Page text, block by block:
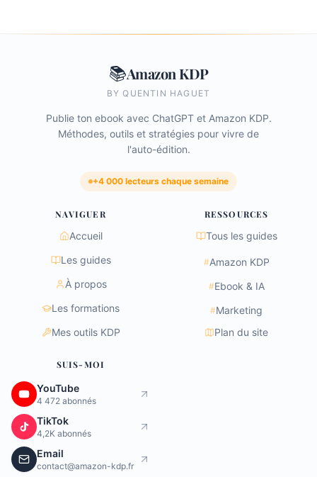
📚Amazon KDP
BY QUENTIN HAGUET
Publie ton ebook avec ChatGPT et Amazon KDP.
Méthodes, outils et stratégies pour vivre de
l'auto-édition.
+4 000 lecteurs chaque semaine
NAVIGUER
Accueil
Les guides
À propos
Les formations
Mes outils KDP
RESSOURCES
Tous les guides
#Amazon KDP
#Ebook & IA
#Marketing
Plan du site
SUIS-MOI
YouTube
4 472 abonnés
TikTok
4,2K abonnés
Email
contact@amazon-kdp.fr